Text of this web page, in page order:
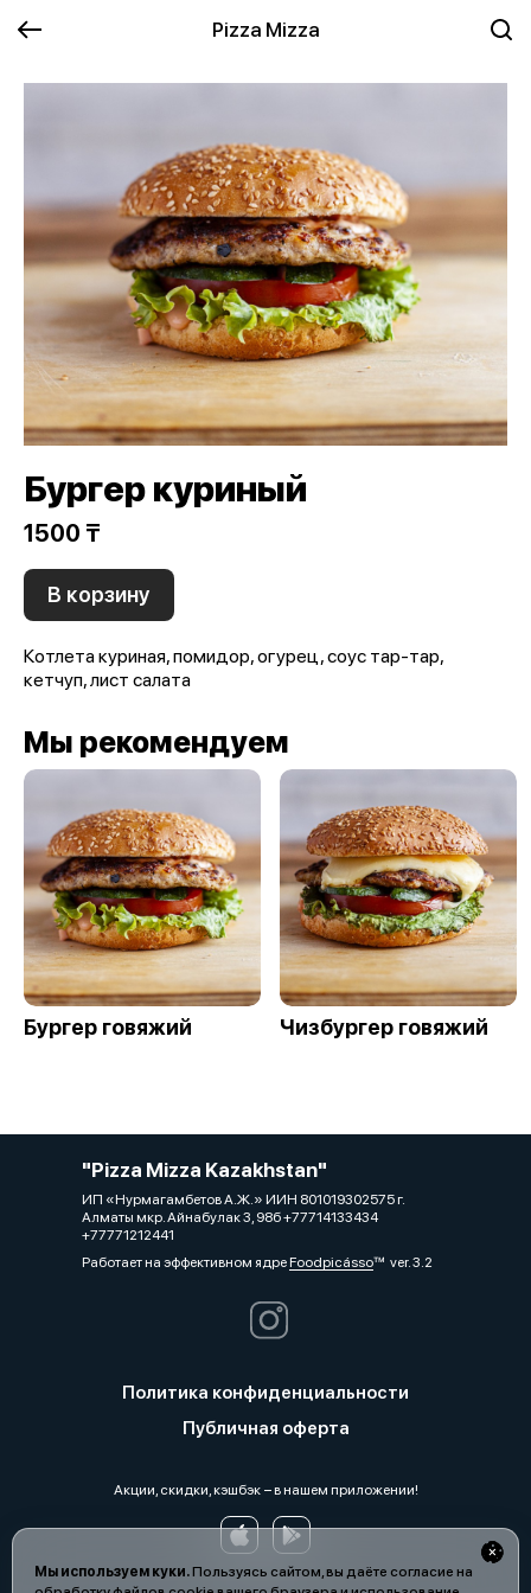
Pizza Mizza
Мы используем куки.Пользуясь сайтом, вы даёте согласие на
Бургер куриный
1500 ₸
В корзину
Котлета куриная, помидор, огурец, соус тар-тар,
кетчуп, лист салата
Мы рекомендуем
Бургер говяжий Чизбургер говяжий
"Pizza Mizza Kazakhstan"
ИП «Нурмагамбетов А.Ж.» ИИН 801019302575 г.
Алматы мкр. Айнабулак 3, 98б +77714133434
+77771212441
Работает на эффективном ядреFoodpicássover. 3.2
Политика конфиденциальности
Публичная оферта
Акции, скидки, кэшбэк − в нашем приложении!